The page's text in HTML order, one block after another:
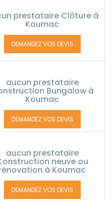
prestataire Clôture à
Koumac
DEMANDEZ VOS DEVIS
aucun prestataire
Bungalow à
Koumac
DEMANDEZ VOS DEVIS
aucun prestataire
neuve ou
à Koumac
DEMANDEZ VOS DEVIS